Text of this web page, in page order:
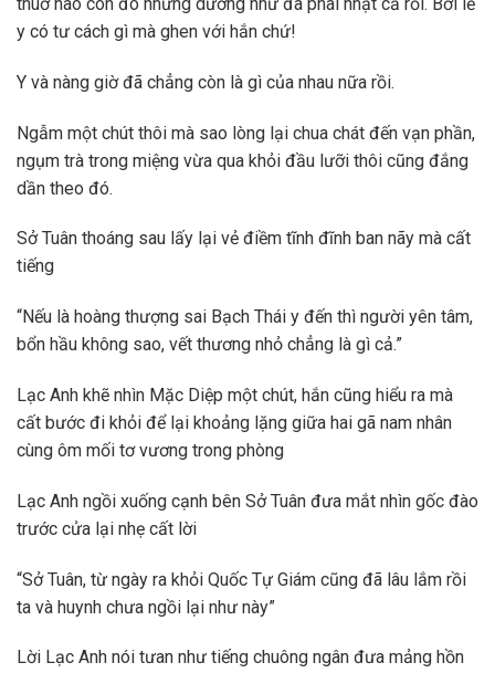
y có tư cách gì mà ghen với hắn chứ!
Y và nàng giờ đã chẳng còn là gì của nhau nữa rồi.
Ngẫm một chút thôi mà sao lòng lại chua chát đến vạn phần,
ngụm trà trong miệng vừa qua khỏi đầu lưỡi thôi cũng đắng
dần theo đó.
Sở Tuân thoáng sau lấy lại vẻ điềm tĩnh đĩnh ban nãy mà cất
tiếng
“Nếu là hoàng thượng sai Bạch Thái y đến thì người yên tâm,
bổn hầu không sao, vết thương nhỏ chẳng là gì cả.”
Lạc Anh khẽ nhìn Mặc Diệp một chút, hắn cũng hiểu ra mà
cất bước đi khỏi để lại khoảng lặng giữa hai gã nam nhân
cùng ôm mối tơ vương trong phòng
Lạc Anh ngồi xuống cạnh bên Sở Tuân đưa mắt nhìn gốc đào
trước cửa lại nhẹ cất lời
“Sở Tuân, từ ngày ra khỏi Quốc Tự Giám cũng đã lâu lắm rồi
ta và huynh chưa ngồi lại như này”
Lời Lạc Anh nói tưan như tiếng chuông ngân đưa mảng hồn